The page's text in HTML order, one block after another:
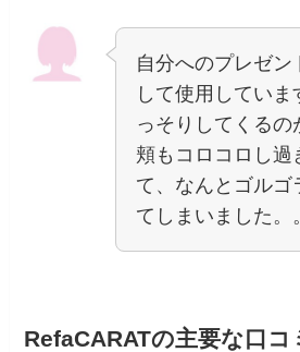
自分へのプレゼン
して使用していま
っそりしてくるの
頬もコロコロし過
て、なんとゴルゴ
てしまいました。
RefaCARATの主要な口コ